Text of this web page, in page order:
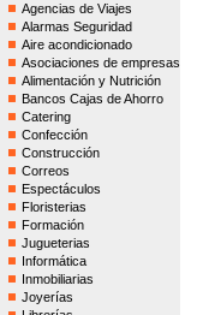
Agencias de Viajes
Alarmas Seguridad
Aire acondicionado
Asociaciones de empresas
Alimentación y Nutrición
Bancos Cajas de Ahorro
Catering
Confección
Construcción
Correos
Espectáculos
Floristerias
Formación
Jugueterias
Informática
Inmobiliarias
Joyerías